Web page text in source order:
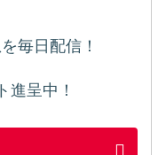
毎日配信！
進呈中！